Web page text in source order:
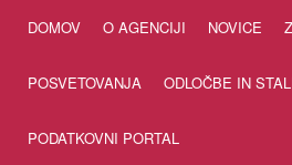
DOMOV O AGENCIJI NOVICE
POSVETOVANJA ODLOČBE IN
PODATKOVNI PORTAL